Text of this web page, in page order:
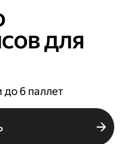
для
до 6 паллет